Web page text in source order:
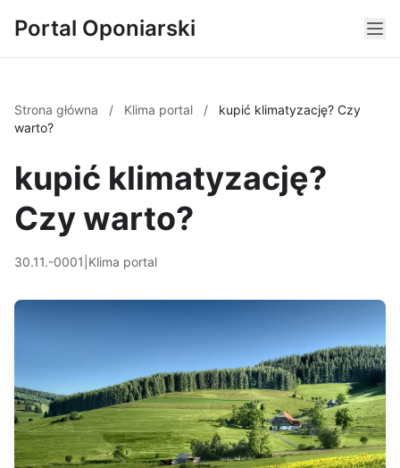
Portal Oponiarski
Strona główna / Klima portal /
kupić klimatyzację? Czy
warto?
kupić klimatyzację?
Czy warto?
30.11.-0001 Klima portal